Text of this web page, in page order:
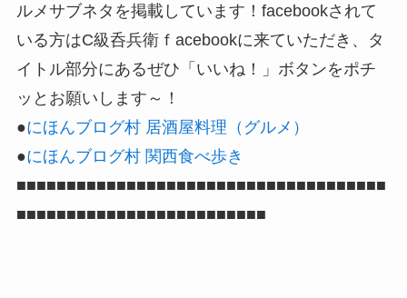
ルメサブネタを掲載しています！facebookされて
いる方はC級呑兵衛ｆacebookに来ていただき、タ
イトル部分にあるぜひ「いいね！」ボタンをポチ
ッとお願いします～！
●にほんブログ村 居酒屋料理（グルメ）
●にほんブログ村 関西食べ歩き
■■■■■■■■■■■■■■■■■■■■■■■■■■■■■■■■■■■■■
■■■■■■■■■■■■■■■■■■■■■■■■■